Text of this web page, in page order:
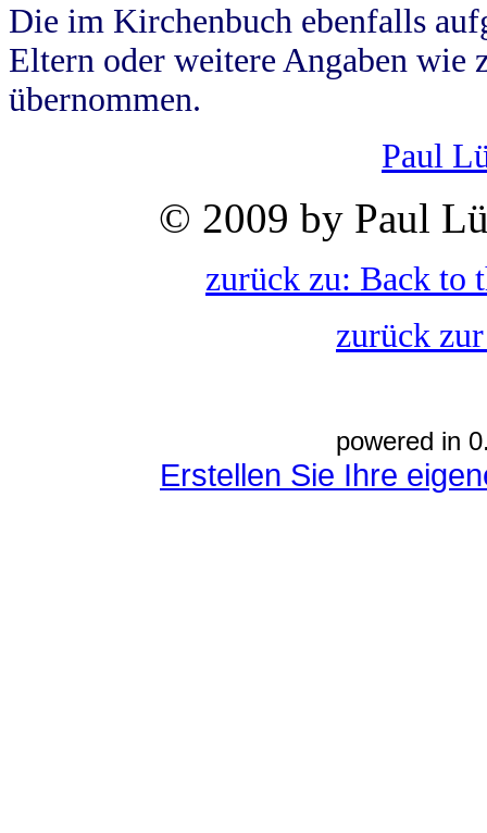
Die im Kirchenbuch ebenfalls
Eltern oder weitere Angaben wie
übernommen.
Paul
© 2009 by Paul
zurück zu: Back to
zurück
powered in
Erstellen Sie Ihre